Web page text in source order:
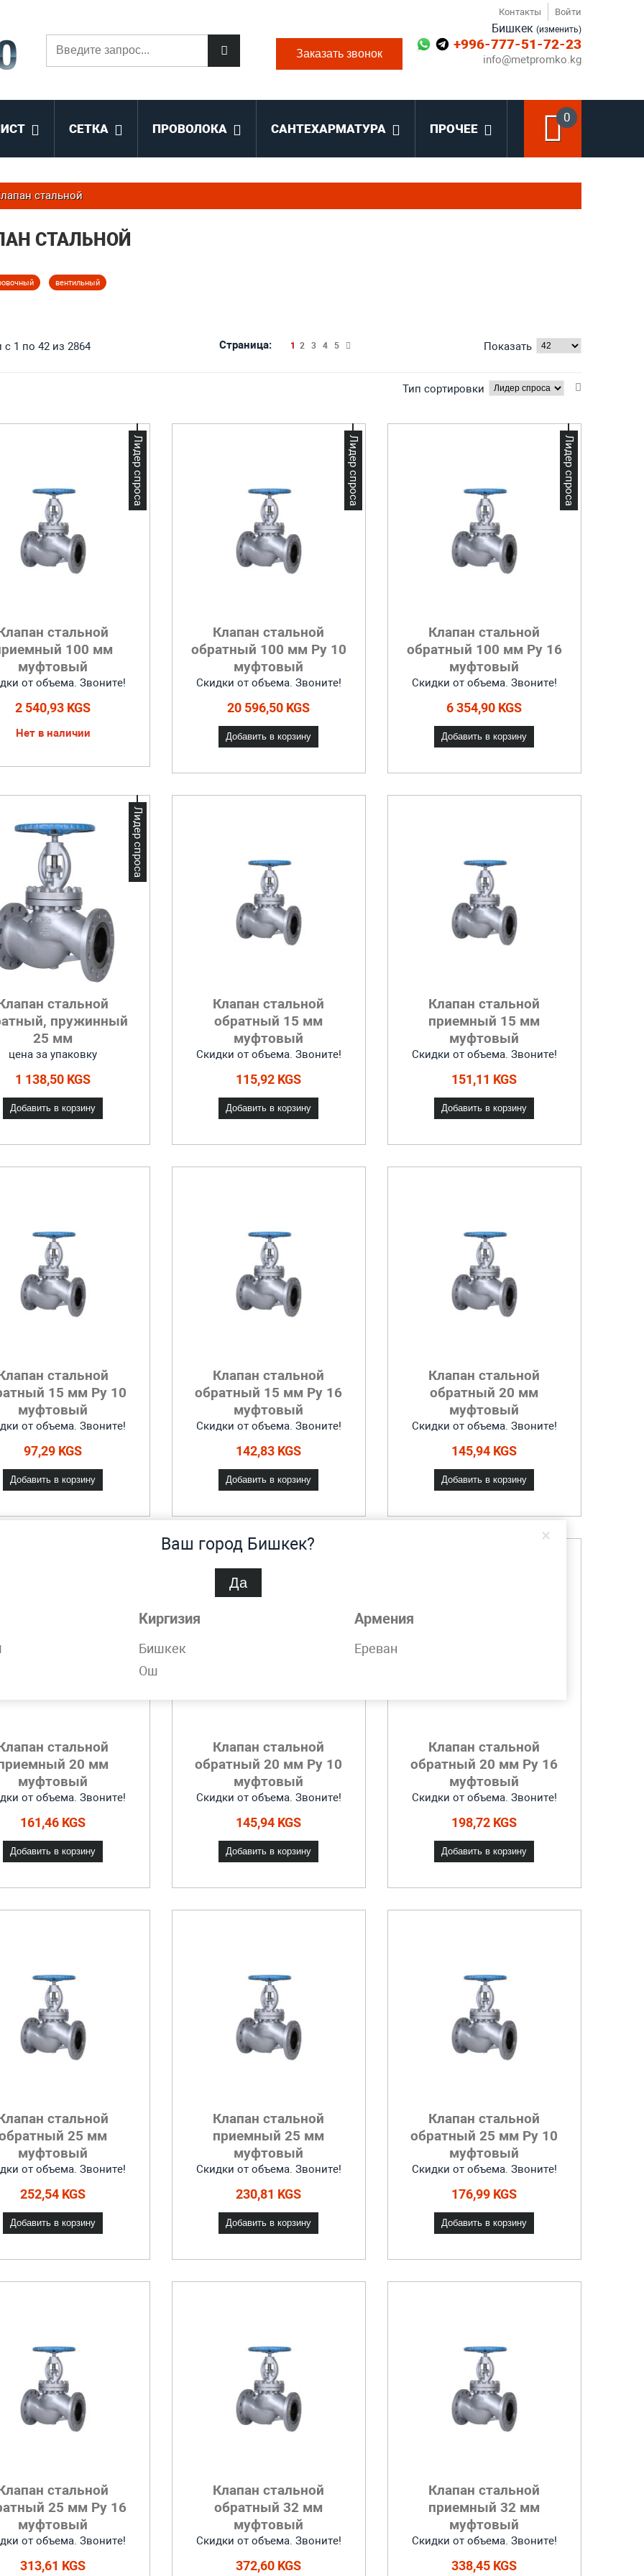
×
Ваш город Бишкек?
Да
Киргизия
Бишкек
Ош
Армения
Ереван
Бишкек (изменить)
+996-777-51-72-23
info@metpromko.kg
Контакты Войти
Заказать звонок
0
СЕТКА ПРОВОЛОКА САНТЕХАРМАТУРА ПРОЧЕЕ
стальной
СТАЛЬНОЙ
вентильный
1 по 42 из 2864 Показать
Страница: 1 2 3 4 5
Тип сортировки
стальной
100 мм
муфтовый
от объема. Звоните!
2 540,93 KGS
Нет в наличии
Лидер спроса
Клапан стальной
обратный 100 мм Ру 10
муфтовый
Скидки от объема. Звоните!
20 596,50 KGS
Добавить в корзину
Лидер спроса
Клапан стальной
обратный 100 мм Ру 16
муфтовый
Скидки от объема. Звоните!
6 354,90 KGS
Добавить в корзину
Лидер спроса
стальной
пружинный
25 мм
цена за упаковку
1 138,50 KGS
Добавить в корзину
Лидер спроса
Клапан стальной
обратный 15 мм
муфтовый
Скидки от объема. Звоните!
115,92 KGS
Добавить в корзину
Клапан стальной
приемный 15 мм
муфтовый
Скидки от объема. Звоните!
151,11 KGS
Добавить в корзину
стальной
15 мм Ру 10
муфтовый
от объема. Звоните!
97,29 KGS
Добавить в корзину
Клапан стальной
обратный 15 мм Ру 16
муфтовый
Скидки от объема. Звоните!
142,83 KGS
Добавить в корзину
Клапан стальной
обратный 20 мм
муфтовый
Скидки от объема. Звоните!
145,94 KGS
Добавить в корзину
стальной
20 мм
муфтовый
от объема. Звоните!
161,46 KGS
Добавить в корзину
Клапан стальной
обратный 20 мм Ру 10
муфтовый
Скидки от объема. Звоните!
145,94 KGS
Добавить в корзину
Клапан стальной
обратный 20 мм Ру 16
муфтовый
Скидки от объема. Звоните!
198,72 KGS
Добавить в корзину
стальной
25 мм
муфтовый
от объема. Звоните!
252,54 KGS
Добавить в корзину
Клапан стальной
приемный 25 мм
муфтовый
Скидки от объема. Звоните!
230,81 KGS
Добавить в корзину
Клапан стальной
обратный 25 мм Ру 10
муфтовый
Скидки от объема. Звоните!
176,99 KGS
Добавить в корзину
стальной
25 мм Ру 16
муфтовый
от объема. Звоните!
313,61 KGS
Клапан стальной
обратный 32 мм
муфтовый
Скидки от объема. Звоните!
372,60 KGS
Клапан стальной
приемный 32 мм
муфтовый
Скидки от объема. Звоните!
338,45 KGS